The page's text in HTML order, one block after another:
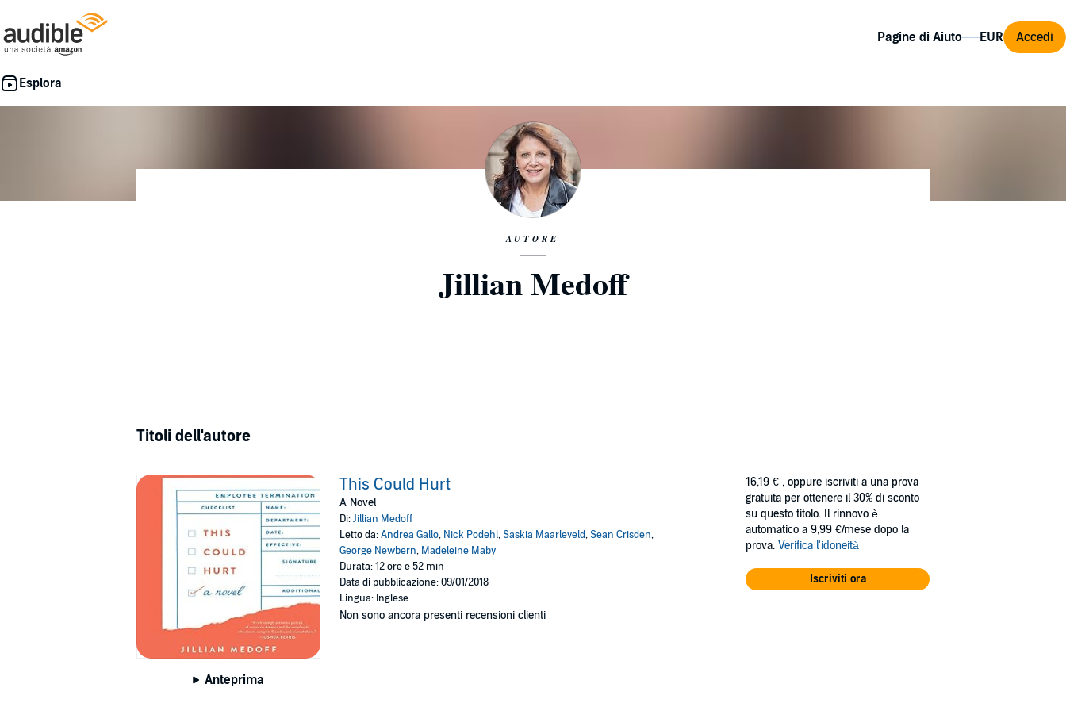
Pagine di Aiuto Accedi
AUTORE
Jillian Medoff
Titoli dell'autore
Anteprima
This Could Hurt
A Novel
Di:Jillian Medoff
Letto da:Andrea Gallo, Nick Podehl,Saskia Maarleveld,Sean Crisden,
George Newbern, Madeleine Maby
Durata: 12 ore e 52 min
Data di pubblicazione: 09/01/2018
Lingua: Inglese
Non sono ancora presenti recensioni clienti
16,19 € , oppure iscriviti a una prova
gratuita per ottenere il 30% di sconto
su questo titolo. Il rinnovo è
automatico a 9,99 €/mese dopo la
prova. Verifica l'idoneità
Iscriviti ora